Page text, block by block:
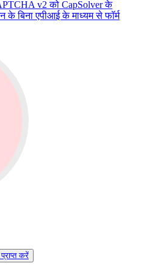
v2 को CapSolver के
बिना एपीआई के माध्यम से फॉर्म
करें